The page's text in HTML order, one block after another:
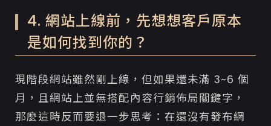
4. 網站上線前，先想想客戶原本
是如何找到你的？
現階段網站雖然剛上線，但如果還未滿 3~6 個
月，且網站上並無搭配內容行銷佈局關鍵字，
那麼這時反而要退一步思考：在還沒有發布網